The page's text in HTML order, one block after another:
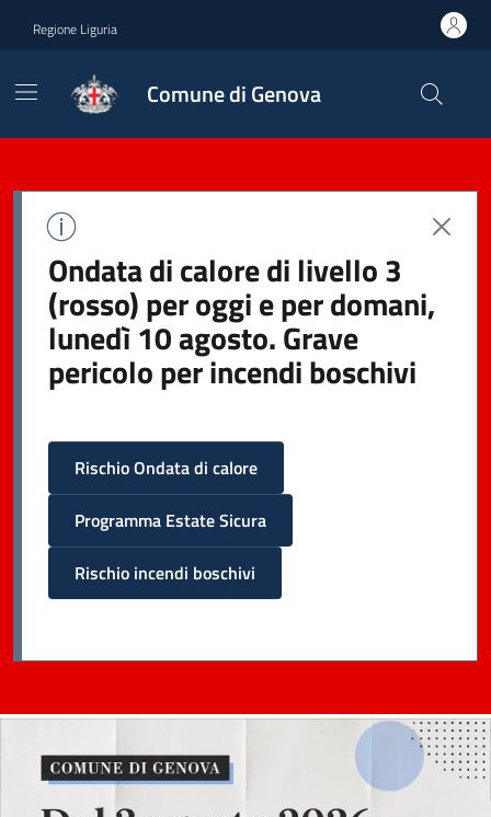
Regione Liguria
Comune di Genova
Ondata di calore di livello 3
(rosso) per oggi e per domani,
lunedì 10 agosto. Grave
pericolo per incendi boschivi
Rischio Ondata di calore
Programma Estate Sicura
Rischio incendi boschivi